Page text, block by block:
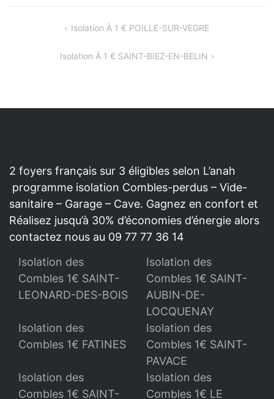
NAVIGATION
L’ARTICLE
Isolation À 1 € POILLE-SUR-VEGRE
Isolation À 1 € SAINT-BIEZ-EN-BELIN
2 foyers français sur 3 éligibles selon L’anah
programme isolation Combles-perdus – Vide-
sanitaire – Garage – Cave. Gagnez en confort et
Réalisez jusqu’à 30% d’économies d’énergie alors
contactez nous au 09 77 77 36 14
Isolation des
Combles 1€ SAINT-
LEONARD-DES-BOIS
Isolation des
Combles 1€ SAINT-
AUBIN-DE-
LOCQUENAY
Isolation des
Combles 1€ FATINES
Isolation des
Combles 1€ SAINT-
PAVACE
Isolation des
Combles 1€ SAINT-
Isolation des
Combles 1€ LE